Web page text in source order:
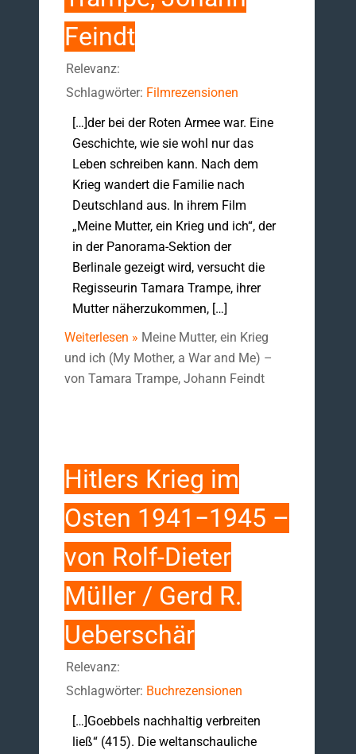
Feindt
Relevanz:
Schlagwörter: Filmrezensionen
[…]der bei der Roten Armee war. Eine
Geschichte, wie sie wohl nur das
Leben schreiben kann. Nach dem
Krieg wandert die Familie nach
Deutschland aus. In ihrem Film
„Meine Mutter, ein Krieg und ich“, der
in der Panorama-Sektion der
Berlinale gezeigt wird, versucht die
Regisseurin Tamara Trampe, ihrer
Mutter näherzukommen, […]
Weiterlesen » Meine Mutter, ein Krieg
und ich (My Mother, a War and Me) –
von Tamara Trampe, Johann Feindt
Hitlers Krieg im
Osten 1941−1945 –
von Rolf-Dieter
Müller / Gerd R.
Ueberschär
Relevanz:
Schlagwörter: Buchrezensionen
[…]Goebbels nachhaltig verbreiten
ließ“ (415). Die weltanschauliche